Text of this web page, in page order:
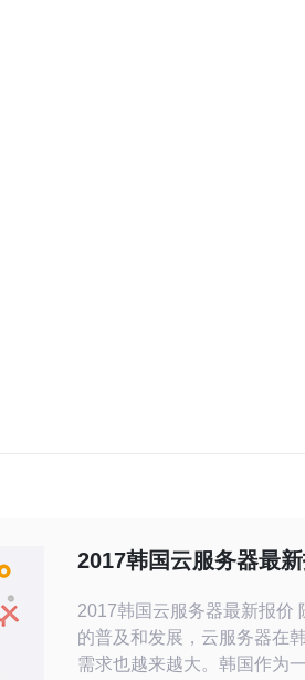
2017韩国云服务器最
2017韩国云服务器最新报价 随着互联网
的普及和发展，云服务器在
需求也越来越大。韩国作为